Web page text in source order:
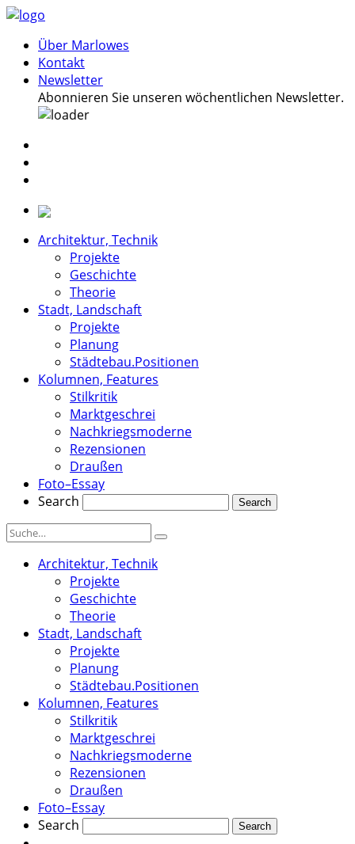
Über Marlowes
Kontakt
Newsletter
Abonnieren Sie unseren wöchentlichen Newsletter.
Architektur, Technik
Projekte
Geschichte
Theorie
Stadt, Landschaft
Projekte
Planung
Städtebau.Positionen
Kolumnen, Features
Stilkritik
Marktgeschrei
Nachkriegsmoderne
Rezensionen
Draußen
Foto–Essay
Search
Architektur, Technik
Projekte
Geschichte
Theorie
Stadt, Landschaft
Projekte
Planung
Städtebau.Positionen
Kolumnen, Features
Stilkritik
Marktgeschrei
Nachkriegsmoderne
Rezensionen
Draußen
Foto–Essay
Search